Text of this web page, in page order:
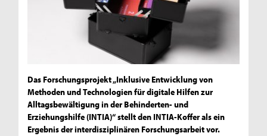
Das Forschungsprojekt „Inklusive Entwicklung von
Methoden und Technologien für digitale Hilfen zur
Alltagsbewältigung in der Behinderten- und
Erziehungshilfe (INTIA)“ stellt den INTIA-Koffer als ein
Ergebnis der interdisziplinären Forschungsarbeit vor.